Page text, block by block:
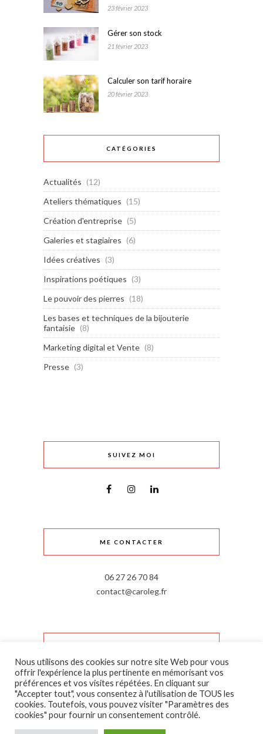
23 février 2023
Gérer son stock
21 février 2023
Calculer son tarif horaire
20 février 2023
CATÉGORIES
Actualités (12)
Ateliers thématiques (15)
Création d'entreprise (5)
Galeries et stagiaires (6)
Idées créatives (3)
Inspirations poétiques (3)
Le pouvoir des pierres (18)
Les bases et techniques de la bijouterie
fantaisie (8)
Marketing digital et Vente (8)
Presse (3)
SUIVEZ MOI
ME CONTACTER
06 27 26 70 84
contact@caroleg.fr
Mentions légales
Politique de confidentialité
Nous utilisons des cookies sur notre site Web pour vous
offrir l'expérience la plus pertinente en mémorisant vos
préférences et vos visites répétées. En cliquant sur
"Accepter tout", vous consentez à l'utilisation de TOUS les
cookies. Toutefois, vous pouvez visiter "Paramètres des
cookies" pour fournir un consentement contrôlé.